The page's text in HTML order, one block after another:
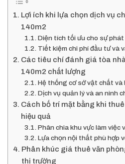
Lợi ích khi lựa chọn dịch vụ
140m2
Diện tích tối ưu cho sự
Tiết kiệm chi phí đầu tư và
Các tiêu chí đánh giá tòa
140m2 chất lượng
Hệ thống cơ sở vật chất
Dịch vụ quản lý và an ninh
Cách bố trí mặt bằng khi
hiệu quả
Phân chia khu vực làm việc
Lựa chọn nội thất phù hợp
Phân khúc giá thuê văn
thị trường